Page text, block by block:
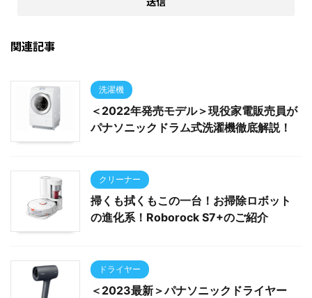
関連記事
洗濯機
＜2022年発売モデル＞現役家電販売員が
パナソニックドラム式洗濯機徹底解説！
クリーナー
掃くも拭くもこの一台！お掃除ロボット
の進化系！Roborock S7+のご紹介
ドライヤー
＜2023最新＞パナソニックドライヤー